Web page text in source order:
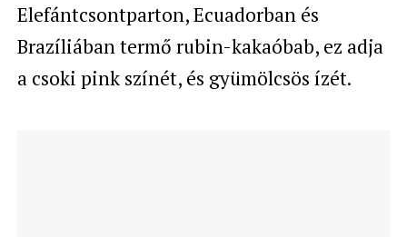
Elefántcsontparton, Ecuadorban és
Brazíliában termő rubin-kakaóbab, ez adja
a csoki pink színét, és gyümölcsös ízét.